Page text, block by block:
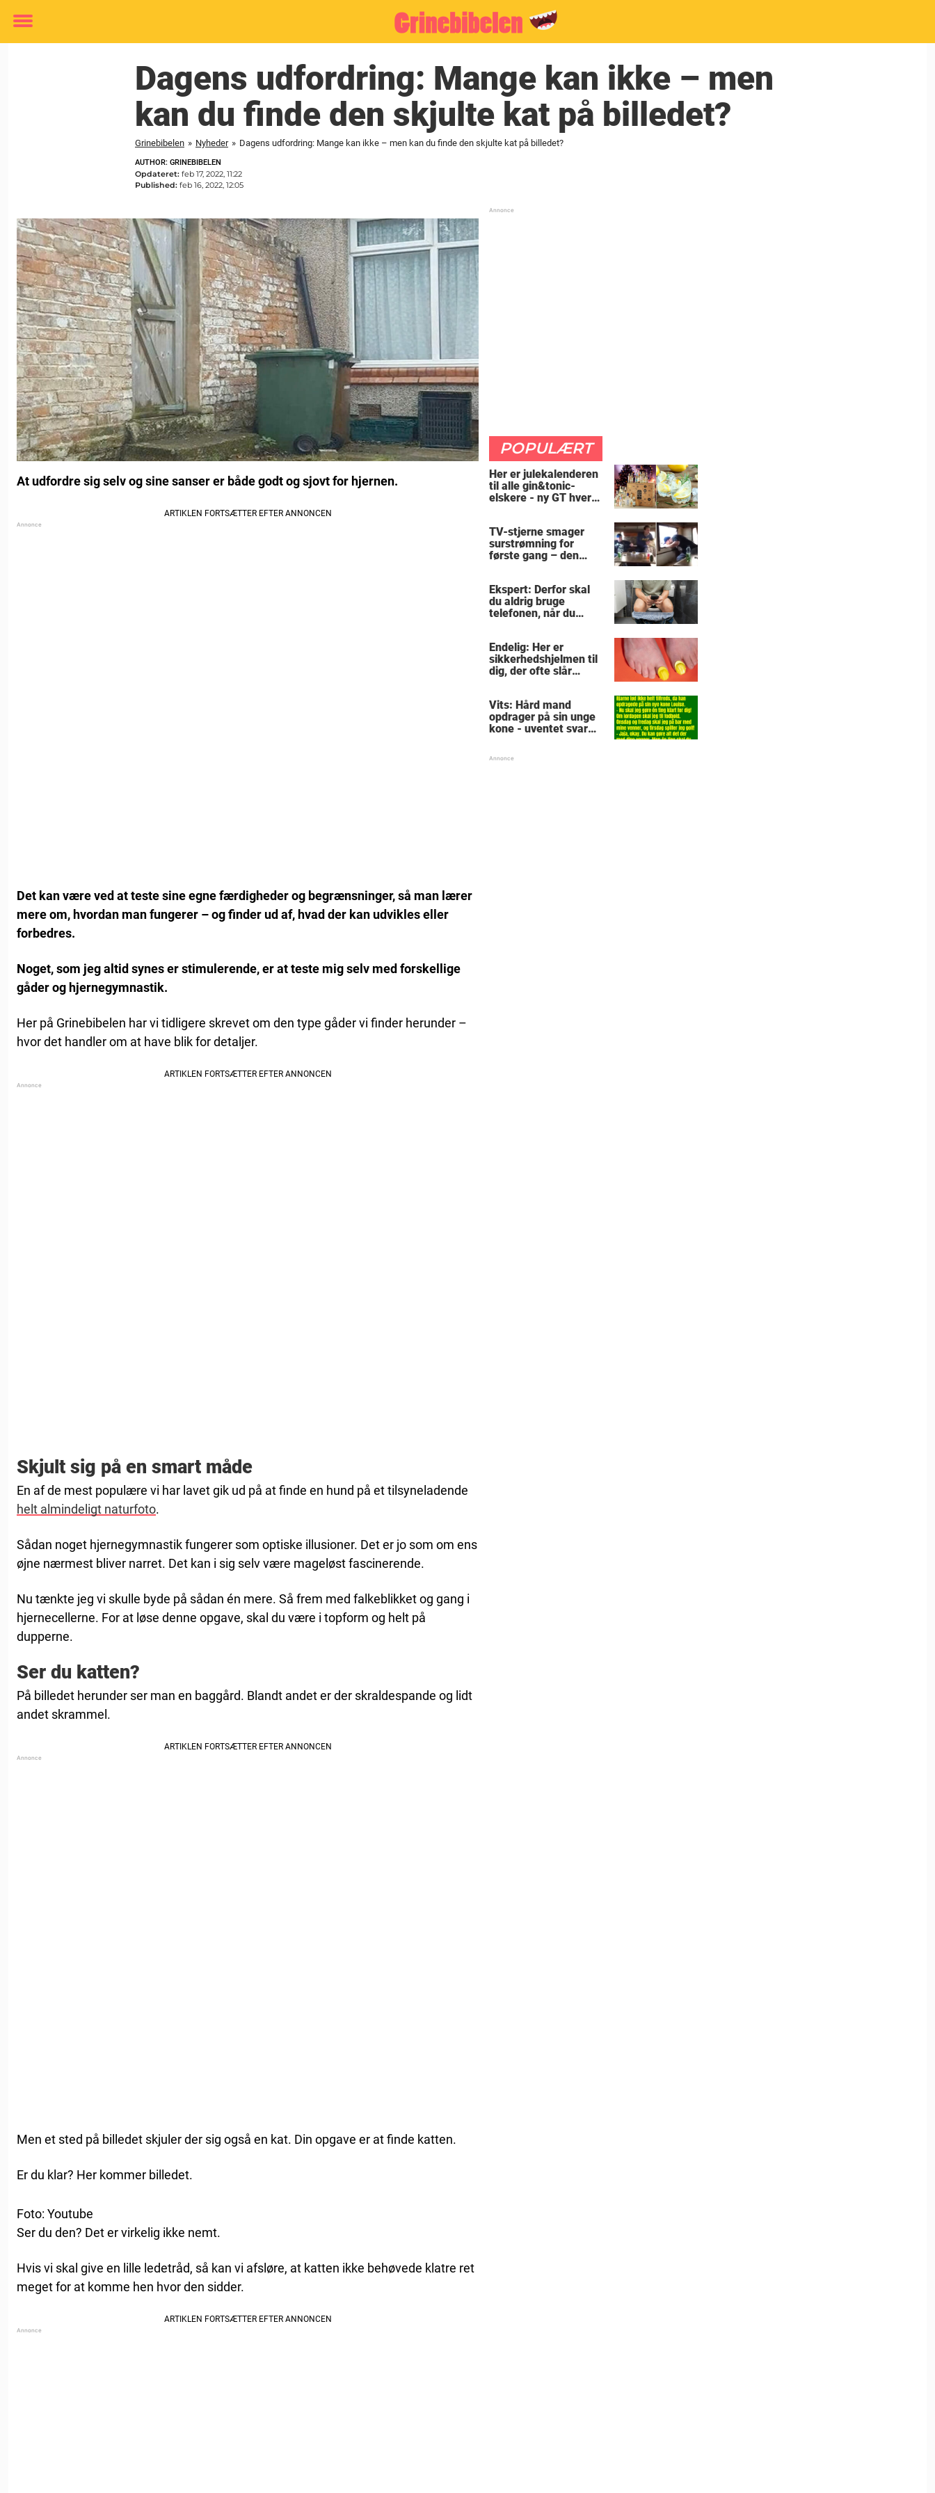
Toggle
Dagens udfordring: Mange kan ikke – men
kan du finde den skjulte kat på billedet?
Grinebibelen » Nyheder » Dagens udfordring: Mange kan ikke – men kan du finde den skjulte kat på billedet?
AUTHOR: GRINEBIBELEN
Opdateret: feb 17, 2022, 11:22
Published: feb 16, 2022, 12:05
At udfordre sig selv og sine sanser er både godt og sjovt for hjernen.
Det kan være ved at teste sine egne færdigheder og begrænsninger, så man lærer
mere om, hvordan man fungerer – og finder ud af, hvad der kan udvikles eller
forbedres.
Noget, som jeg altid synes er stimulerende, er at teste mig selv med forskellige
gåder og hjernegymnastik.
Her på Grinebibelen har vi tidligere skrevet om den type gåder vi finder herunder –
hvor det handler om at have blik for detaljer.
Skjult sig på en smart måde
En af de mest populære vi har lavet gik ud på at finde en hund på et tilsyneladende
helt almindeligt naturfoto.
Sådan noget hjernegymnastik fungerer som optiske illusioner. Det er jo som om ens
øjne nærmest bliver narret. Det kan i sig selv være mageløst fascinerende.
Nu tænkte jeg vi skulle byde på sådan én mere. Så frem med falkeblikket og gang i
hjernecellerne. For at løse denne opgave, skal du være i topform og helt på
dupperne.
Ser du katten?
På billedet herunder ser man en baggård. Blandt andet er der skraldespande og lidt
andet skrammel.
Men et sted på billedet skjuler der sig også en kat. Din opgave er at finde katten.
Er du klar? Her kommer billedet.
Foto: Youtube
Ser du den? Det er virkelig ikke nemt.
Hvis vi skal give en lille ledetråd, så kan vi afsløre, at katten ikke behøvede klatre ret
meget for at komme hen hvor den sidder.
POPULÆRT
Her er julekalenderen
til alle gin&tonic-
elskere - ny GT hver
TV-stjerne smager
surstrømning for
første gang – den
skrige af grin
Ekspert: Derfor skal
du aldrig bruge
telefonen, når du
Endelig: Her er
sikkerhedshjelmen til
dig, der ofte slår
Vits: Hård mand
opdrager på sin unge
kone - uventet svar